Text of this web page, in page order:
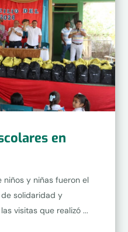
en
niños y niñas fueron el
solidaridad y
visitas que realizó ...